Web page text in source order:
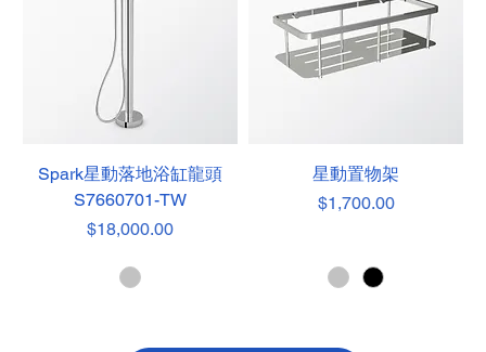
Spark星動落地浴缸龍頭
S7660701-TW
價格
$18,000.00
星動置物架
價格
$1,700.00